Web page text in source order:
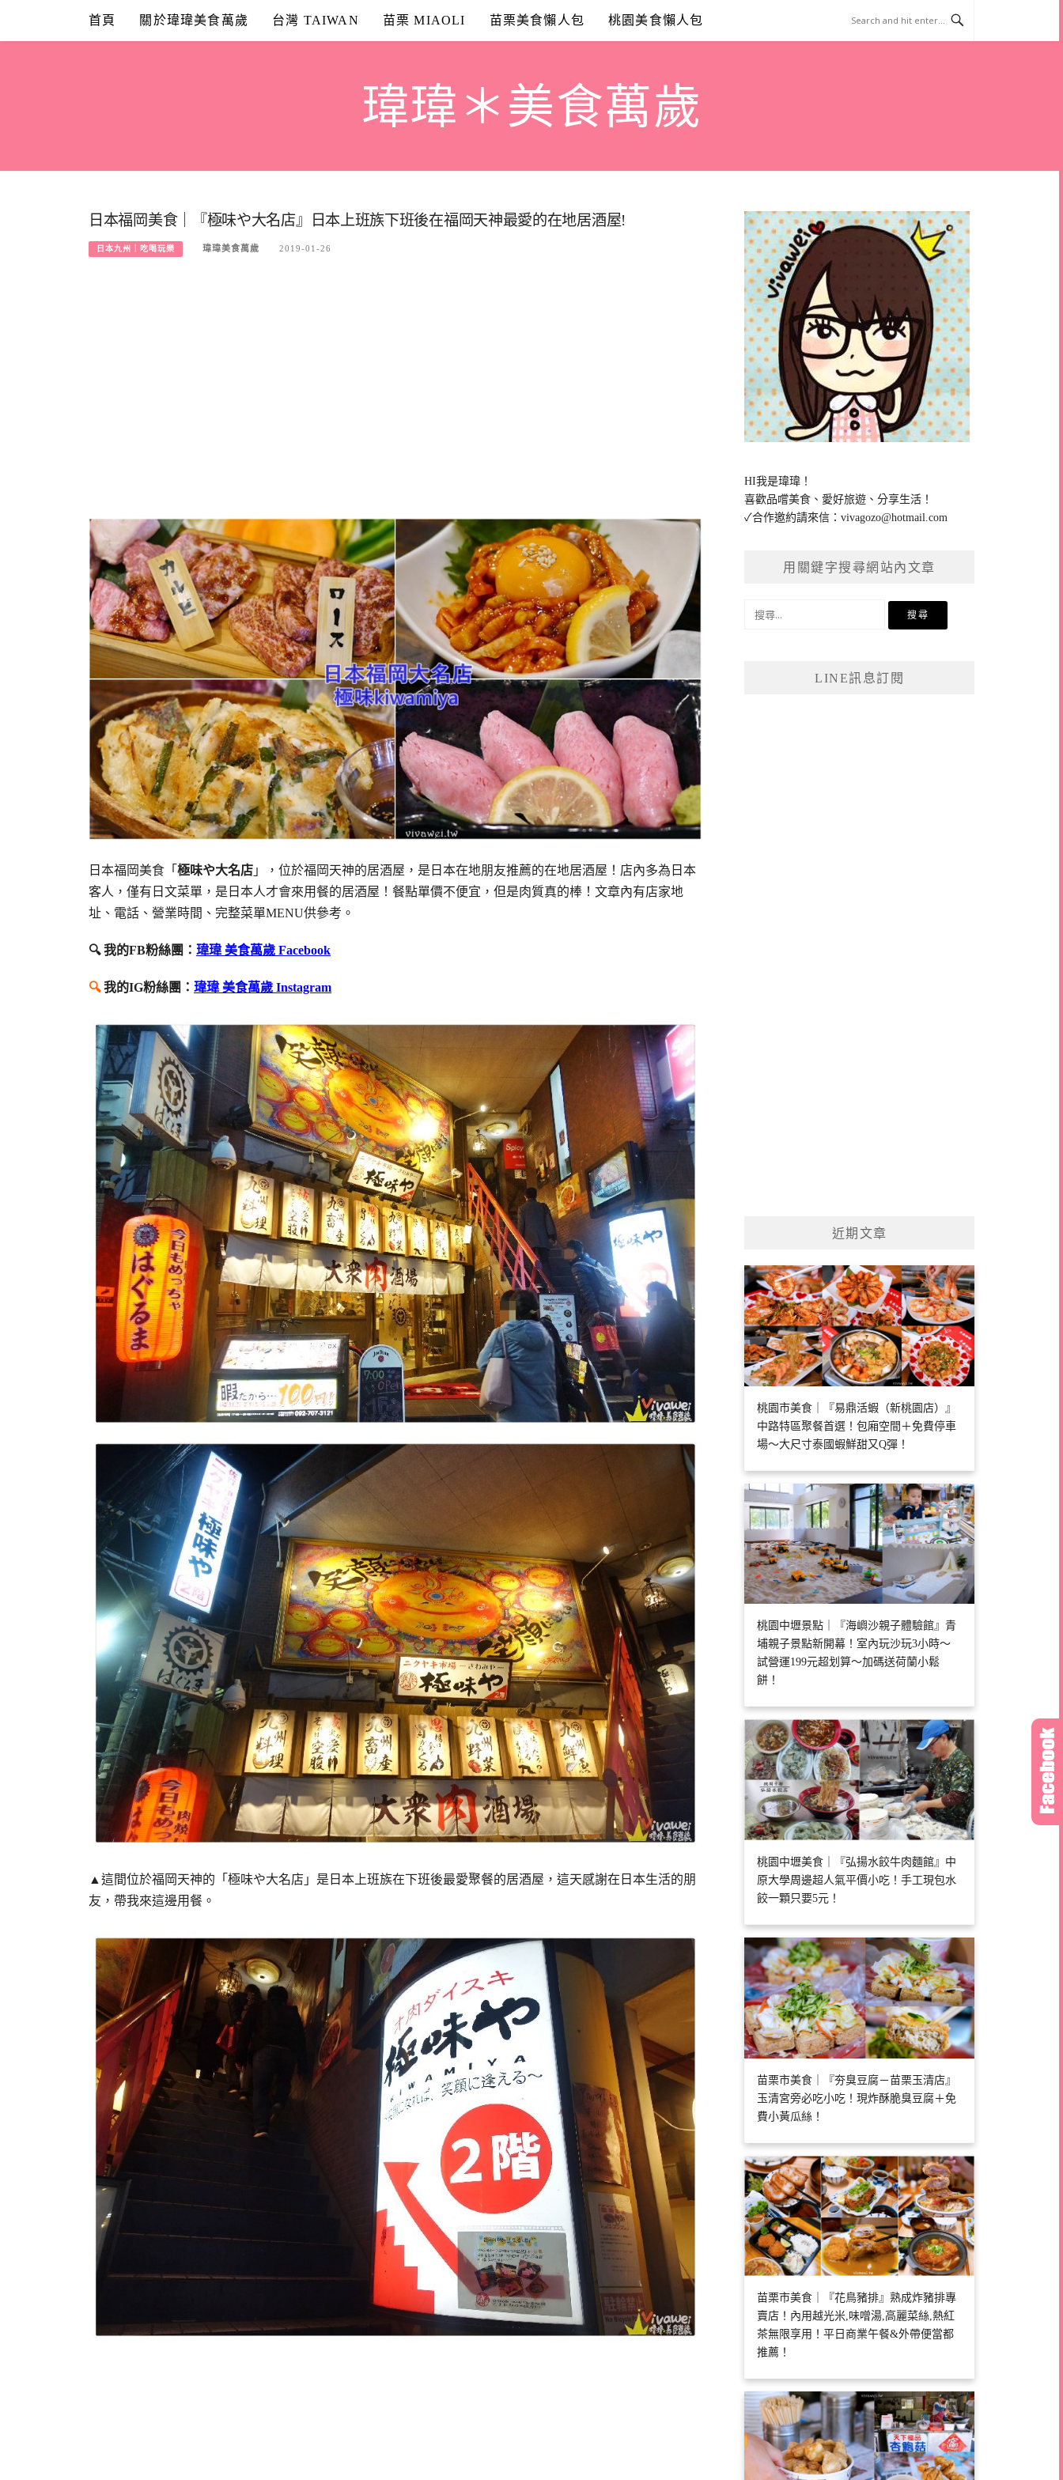
content
首頁 關於瑋瑋美食萬歲 台灣 TAIWAN 苗栗 MIAOLI 苗栗美食懶人包 桃園美食懶人包
瑋瑋＊美食萬歲
日本福岡美食｜『極味や大名店』日本上班族下班後在福岡天神最愛的在地居酒屋!
日本九州｜吃喝玩樂 瑋瑋美食萬歲 2019-01-26
日本福岡美食「 極味や大名店 」，位於福岡天神的居酒屋，是日本在地朋友推薦的在地居酒屋！店內多為日本
客人，僅有日文菜單，是日本人才會來用餐的居酒屋！餐點單價不便宜，但是肉質真的棒！文章內有店家地
址、電話、營業時間、完整菜單MENU供參考。
🔍 我的FB粉絲團： 瑋瑋 美食萬歲 Facebook
🔍我的IG粉絲團： 瑋瑋 美食萬歲 Instagram
▲這間位於福岡天神的「極味や大名店」是日本上班族在下班後最愛聚餐的居酒屋，這天感謝在日本生活的朋
友，帶我來這邊用餐。
HI我是瑋瑋！
喜歡品嚐美食、愛好旅遊、分享生活！
✓合作邀約請來信：vivagozo@hotmail.com
用關鍵字搜尋網站內文章
LINE訊息訂閱
近期文章
桃園市美食｜『易鼎活蝦（新桃園店）』
中路特區聚餐首選！包廂空間＋免費停車
場～大尺寸泰國蝦鮮甜又Q彈！
桃園中壢景點｜『海嶼沙親子體驗館』青
埔親子景點新開幕！室內玩沙玩3小時～
試營運199元超划算～加碼送荷蘭小鬆
餅！
桃園中壢美食｜『弘揚水餃牛肉麵館』中
原大學周邊超人氣平價小吃！手工現包水
餃一顆只要5元！
苗栗市美食｜『夯臭豆腐－苗栗玉清店』
玉清宮旁必吃小吃！現炸酥脆臭豆腐＋免
費小黃瓜絲！
苗栗市美食｜『花鳥豬排』熟成炸豬排專
賣店！內用越光米,味噌湯,高麗菜絲,熱紅
茶無限享用！平日商業午餐&外帶便當都
推薦！